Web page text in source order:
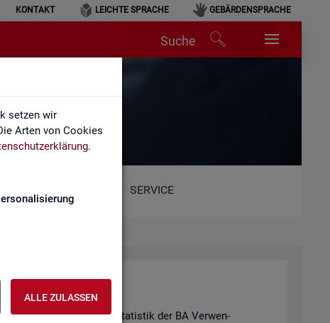
setzen wir
Arten von Cookies
.
ALLE ZULASSEN
KONTAKT LEICHTE SPRACHE GEBÄRDENSPRACHE
Suche
SERVICE
Pro­duk­ten der Sta­tis­tik der BA Ver­wen­